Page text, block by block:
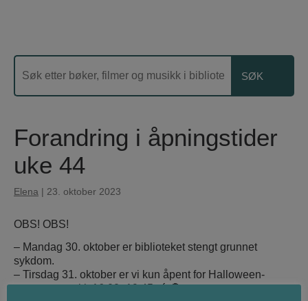
Forandring i åpningstider
uke 44
Elena | 23. oktober 2023
OBS! OBS!
– Mandag 30. oktober er biblioteket stengt grunnet
sykdom.
– Tirsdag 31. oktober er vi kun åpent for Halloween-
arrangement kl. 16.00–19.45. 🎃👻